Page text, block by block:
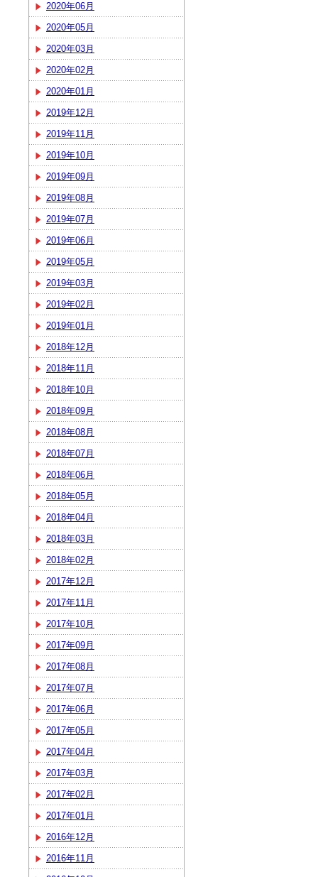
2020年06月
2020年05月
2020年03月
2020年02月
2020年01月
2019年12月
2019年11月
2019年10月
2019年09月
2019年08月
2019年07月
2019年06月
2019年05月
2019年03月
2019年02月
2019年01月
2018年12月
2018年11月
2018年10月
2018年09月
2018年08月
2018年07月
2018年06月
2018年05月
2018年04月
2018年03月
2018年02月
2017年12月
2017年11月
2017年10月
2017年09月
2017年08月
2017年07月
2017年06月
2017年05月
2017年04月
2017年03月
2017年02月
2017年01月
2016年12月
2016年11月